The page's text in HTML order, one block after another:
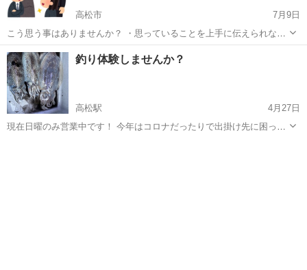
高松市
7月9日
こう思う事はありませんか？ ・思っていることを上手に伝えられない
・コミュニケーションに苦手意識がある ・人間関係が苦手 ・相手の思
いをくみ取れない ・多人数での会話に入れない そのような悩みがある
方へ、...
香川 高松市 話し方 コミュニケーション
釣り体験しませんか？
高松駅
4月27日
現在日曜のみ営業中です！ 今年はコロナだったりで出掛け先に困った